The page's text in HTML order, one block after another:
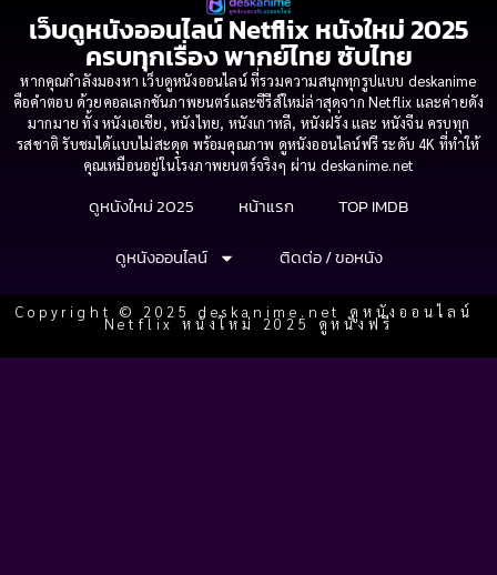
เว็บดูหนังออนไลน์ Netflix หนังใหม่ 2025
ครบทุกเรื่อง พากย์ไทย ซับไทย
หากคุณกำลังมองหา เว็บดูหนังออนไลน์ ที่รวมความสนุกทุกรูปแบบ deskanime
คือคำตอบ ด้วยคอลเลกชันภาพยนตร์และซีรีส์ใหม่ล่าสุดจาก Netflix และค่ายดัง
มากมาย ทั้ง หนังเอเชีย, หนังไทย, หนังเกาหลี, หนังฝรั่ง และ หนังจีน ครบทุก
รสชาติ รับชมได้แบบไม่สะดุด พร้อมคุณภาพ ดูหนังออนไลน์ฟรี ระดับ 4K ที่ทำให้
คุณเหมือนอยู่ในโรงภาพยนตร์จริงๆ ผ่าน deskanime.net
ดูหนังใหม่ 2025 หน้าแรก
TOP IMDB
ดูหนังออนไลน์
ติดต่อ / ขอหนัง
Copyright © 2025 deskanime.net ดูหนังออนไลน์
Netflix หนังใหม่ 2025 ดูหนังฟรี